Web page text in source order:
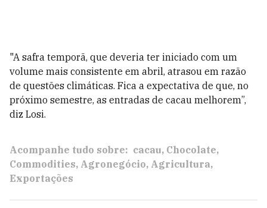
"A safra temporã, que deveria ter iniciado com um
volume mais consistente em abril, atrasou em razão
de questões climáticas. Fica a expectativa de que, no
próximo semestre, as entradas de cacau melhorem”,
diz Losi.
Acompanhe tudo sobre: cacau Chocolate
Commodities Agronegócio Agricultura
Exportações